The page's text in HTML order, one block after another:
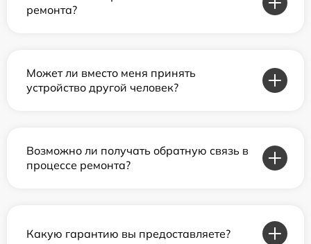
ремонта?
Может ли вместо меня принять
устройство другой человек?
Возможно ли получать обратную связь в
процессе ремонта?
Какую гарантию вы предоставляете?